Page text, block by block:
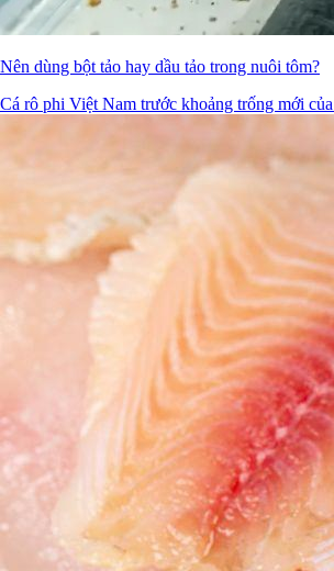
Nên dùng bột tảo hay dầu tảo trong nuôi tôm?
Cá rô phi Việt Nam trước khoảng trống mới